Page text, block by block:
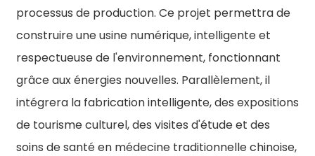
processus de production. Ce projet permettra de
construire une usine numérique, intelligente et
respectueuse de l'environnement, fonctionnant
grâce aux énergies nouvelles. Parallèlement, il
intégrera la fabrication intelligente, des expositions
de tourisme culturel, des visites d'étude et des
soins de santé en médecine traditionnelle chinoise,